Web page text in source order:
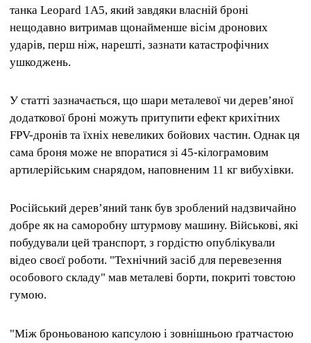
танка Leopard 1A5, який завдяки власній броні
нещодавно витримав щонайменше вісім дронових
ударів, перш ніж, нарешті, зазнати катастрофічних
ушкоджень.
У статті зазначається, що шари металевої чи дерев’яної
додаткової броні можуть притупити ефект крихітних
FPV-дронів та їхніх невеликих бойових частин. Однак ця
сама броня може не впоратися зі 45-кілограмовим
артилерійським снарядом, наповненим 11 кг вибухівки.
Російський дерев’яний танк був зроблений надзвичайно
добре як на саморобну штурмову машину. Військові, які
побудували цей транспорт, з гордістю опублікували
відео своєї роботи. "Технічний засіб для перевезення
особового складу" мав металеві борти, покриті товстою
гумою.
"Між броньованою капсулою і зовнішньою ґратчастою